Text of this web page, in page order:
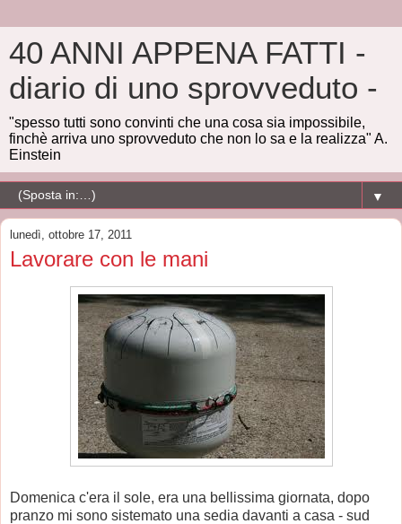
40 ANNI APPENA FATTI -
diario di uno sprovveduto -
"spesso tutti sono convinti che una cosa sia impossibile,
finchè arriva uno sprovveduto che non lo sa e la realizza" A.
Einstein
▼
lunedì, ottobre 17, 2011
Lavorare con le mani
Domenica c'era il sole, era una bellissima giornata, dopo
pranzo mi sono sistemato una sedia davanti a casa - sud